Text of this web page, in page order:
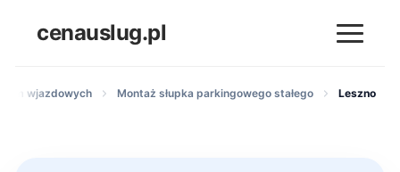
cenauslug.pl
wjazdowych Montaż słupka parkingowego stałego Leszno